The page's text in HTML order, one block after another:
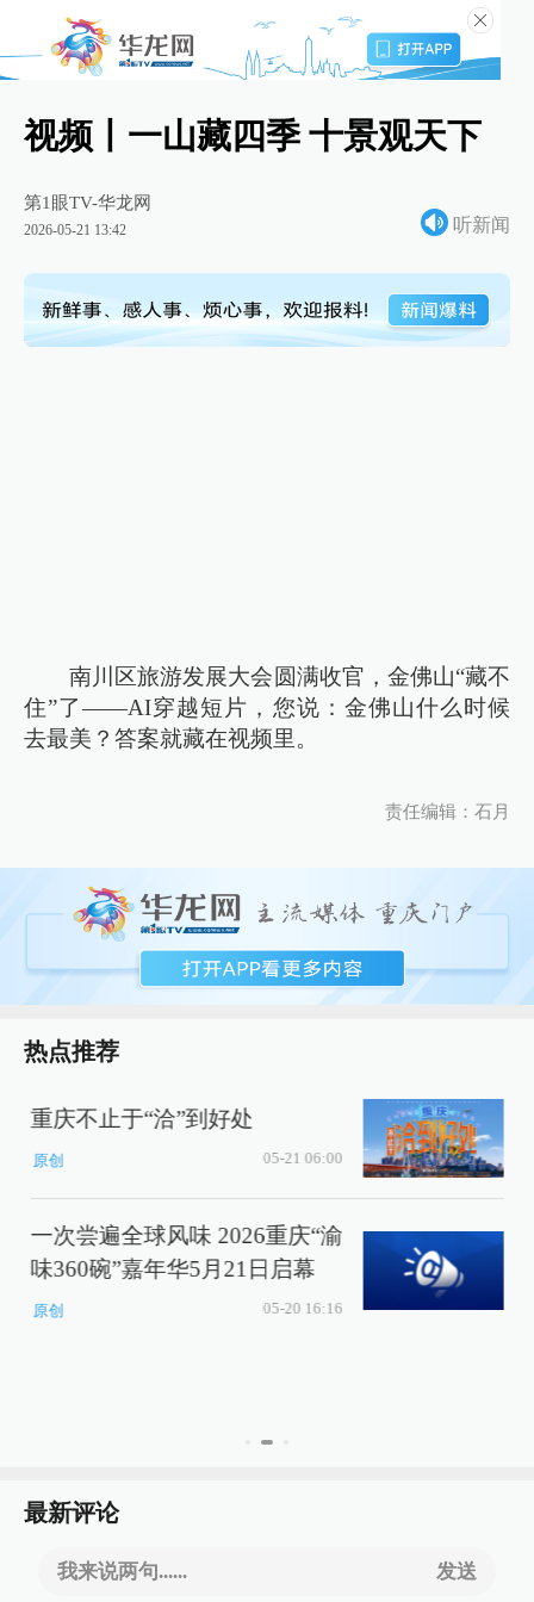
视频丨一山藏四季 十景观天下
第1眼TV-华龙网
2026-05-21 13:42 听新闻
南川区旅游发展大会圆满收官，金佛山“藏不
住”了——AI穿越短片，您说：金佛山什么时候
去最美？答案就藏在视频里。
责任编辑：石月
热点推荐
重庆不止于“洽”到好处
原创 05-21 06:00
一次尝遍全球风味 2026重庆“渝
味360碗”嘉年华5月21日启幕
原创 05-20 16:16
最新评论
我来说两句...... 发送